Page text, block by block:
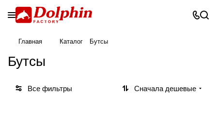
Главная Каталог Бутсы
Бутсы
Все фильтры Сначала дешевые